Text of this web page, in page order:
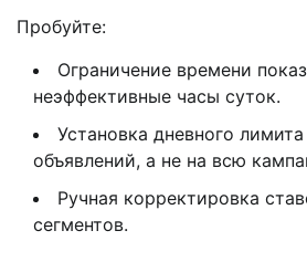
Пробуйте:
Ограничение времени
неэффективные часы суток.
Установка дневного
объявлений, а не на всю
Ручная корректировка
сегментов.